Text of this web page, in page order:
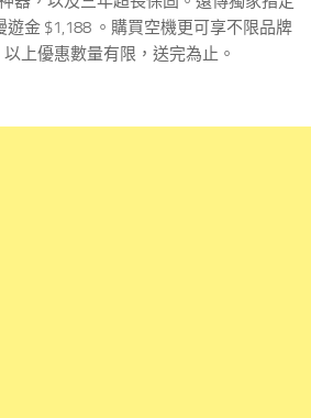
遊金 $1,188 。購買空機更可享不限品牌
上優惠數量有限，送完為止。